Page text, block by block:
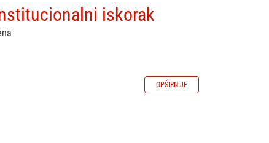
iskorak
OPŠIRNIJE